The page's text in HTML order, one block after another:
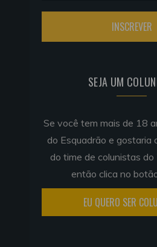
SEJA UM
Se você tem mais de 18
do Esquadrão e gostaria
do time de colunistas do
então clica no
EU QUERO SER